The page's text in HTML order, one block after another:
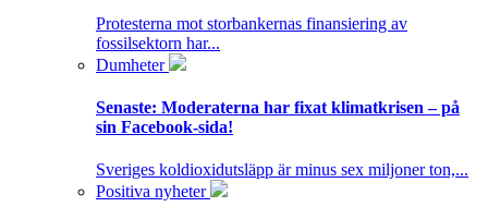
Protesterna mot storbankernas finansiering av
fossilsektorn har...
Dumheter
Senaste: Moderaterna har fixat klimatkrisen – på
sin Facebook-sida!
Sveriges koldioxidutsläpp är minus sex miljoner ton,...
Positiva nyheter